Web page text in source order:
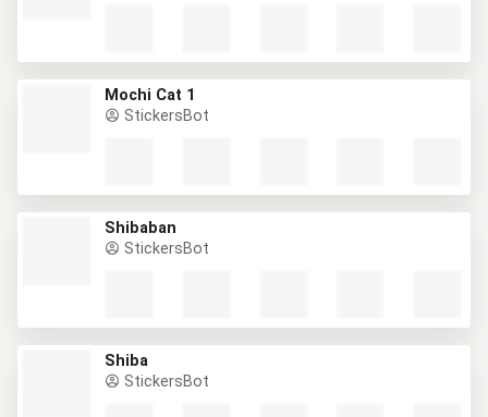
Mochi Cat 1
StickersBot
Shibaban
StickersBot
Shiba
StickersBot